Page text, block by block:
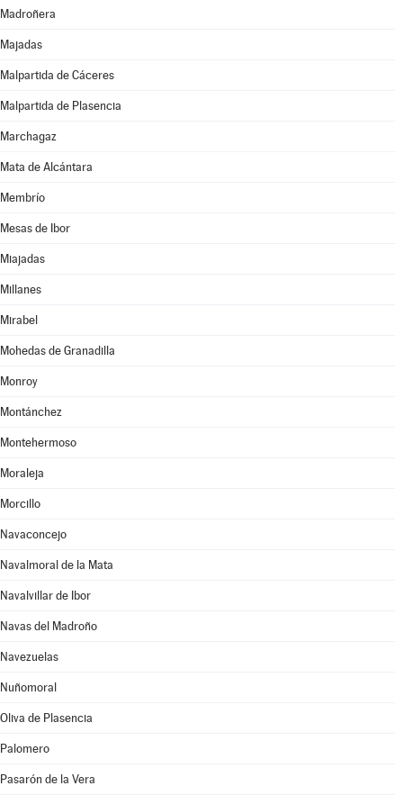
Madroñera
Majadas
Malpartida de Cáceres
Malpartida de Plasencia
Marchagaz
Mata de Alcántara
Membrío
Mesas de Ibor
Miajadas
Millanes
Mirabel
Mohedas de Granadilla
Monroy
Montánchez
Montehermoso
Moraleja
Morcillo
Navaconcejo
Navalmoral de la Mata
Navalvillar de Ibor
Navas del Madroño
Navezuelas
Nuñomoral
Oliva de Plasencia
Palomero
Pasarón de la Vera